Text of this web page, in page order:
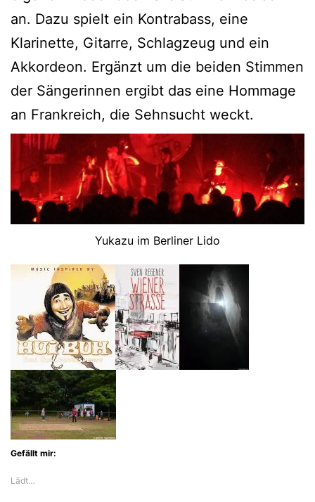
an. Dazu spielt ein Kontrabass, eine
Klarinette, Gitarre, Schlagzeug und ein
Akkordeon. Ergänzt um die beiden Stimmen
der Sängerinnen ergibt das eine Hommage
an Frankreich, die Sehnsucht weckt.
Yukazu im Berliner Lido
Gefällt mir:
Lädt…